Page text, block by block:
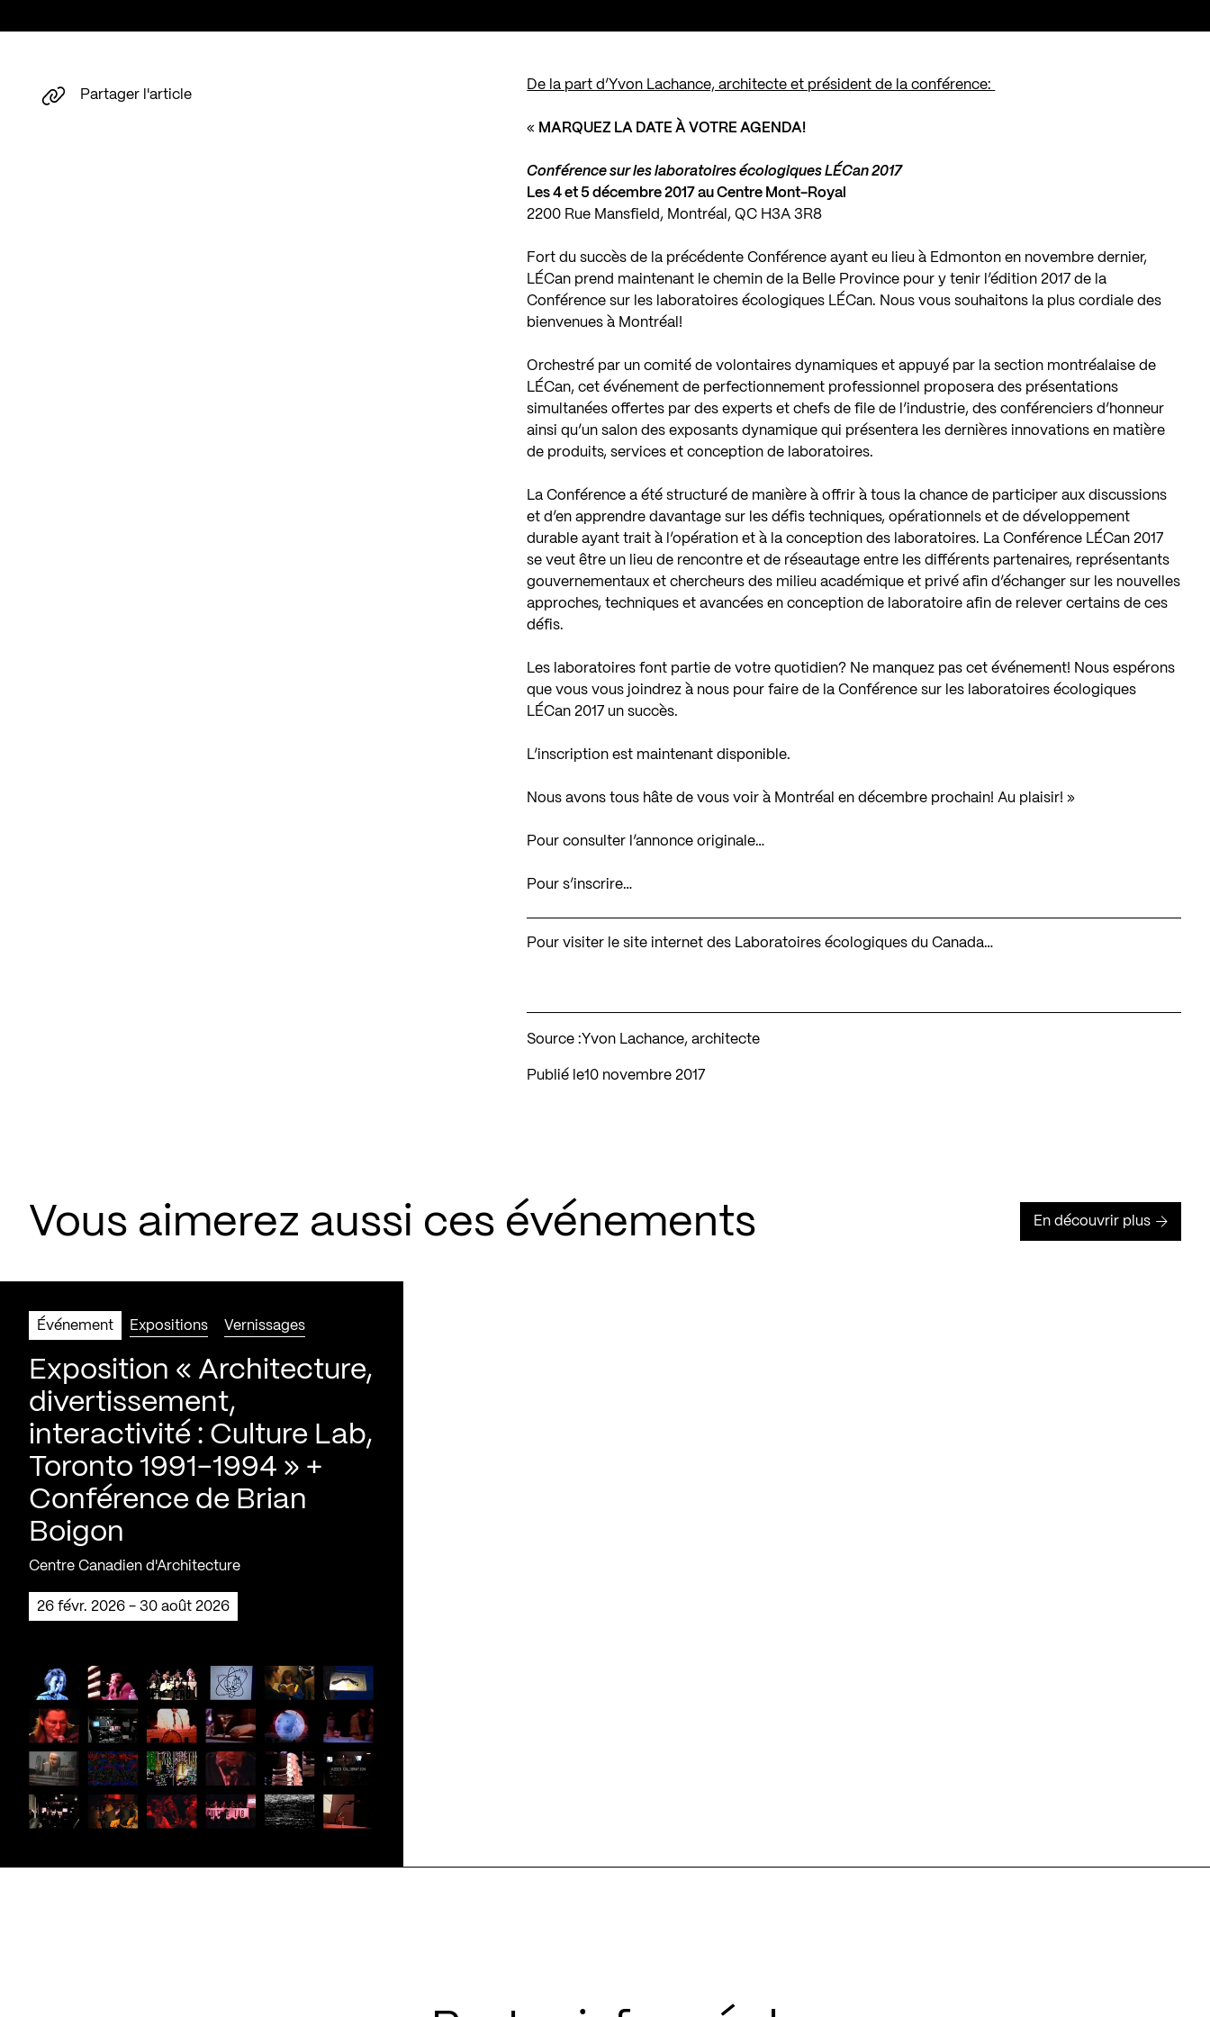
De la part d’Yvon Lachance, architecte et président de la conférence:
« MARQUEZ LA DATE À VOTRE AGENDA!
Conférence sur les laboratoires écologiques LÉCan 2017
Les 4 et 5 décembre 2017 au Centre Mont-Royal
2200 Rue Mansfield, Montréal, QC H3A 3R8
Fort du succès de la précédente Conférence ayant eu lieu à Edmonton en novembre dernier,
LÉCan prend maintenant le chemin de la Belle Province pour y tenir l’édition 2017 de la
Conférence sur les laboratoires écologiques LÉCan. Nous vous souhaitons la plus cordiale des
bienvenues à Montréal!
Orchestré par un comité de volontaires dynamiques et appuyé par la section montréalaise de
LÉCan, cet événement de perfectionnement professionnel proposera des présentations
simultanées offertes par des experts et chefs de file de l’industrie, des conférenciers d’honneur
ainsi qu’un salon des exposants dynamique qui présentera les dernières innovations en matière
de produits, services et conception de laboratoires.
La Conférence a été structuré de manière à offrir à tous la chance de participer aux discussions
et d’en apprendre davantage sur les défis techniques, opérationnels et de développement
durable ayant trait à l’opération et à la conception des laboratoires. La Conférence LÉCan 2017
se veut être un lieu de rencontre et de réseautage entre les différents partenaires, représentants
gouvernementaux et chercheurs des milieu académique et privé afin d’échanger sur les nouvelles
approches, techniques et avancées en conception de laboratoire afin de relever certains de ces
défis.
Les laboratoires font partie de votre quotidien? Ne manquez pas cet événement! Nous espérons
que vous vous joindrez à nous pour faire de la Conférence sur les laboratoires écologiques
LÉCan 2017 un succès.
L’inscription est maintenant disponible.
Nous avons tous hâte de vous voir à Montréal en décembre prochain! Au plaisir! »
Pour consulter l’annonce originale…
Pour s’inscrire…
Pour visiter le site internet des Laboratoires écologiques du Canada…
Source :Yvon Lachance, architecte
Publié le 10 novembre 2017
Partager l'article
Vous aimerez aussi ces événements En découvrir plus
Événement Expositions Vernissages
Exposition « Architecture,
divertissement,
interactivité : Culture Lab,
Toronto 1991-1994 » +
Conférence de Brian
Boigon
Centre Canadien d'Architecture
26 févr. 2026 - 30 août 2026